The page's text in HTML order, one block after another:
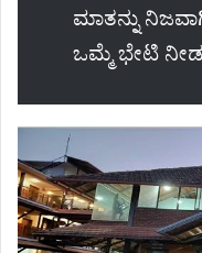
ಮಾತನ್ನು
ಒಮ್ಮೆ ಭೇಟಿ